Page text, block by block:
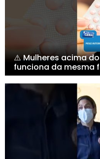
⚠️ Mulheres acima
funciona da mesma